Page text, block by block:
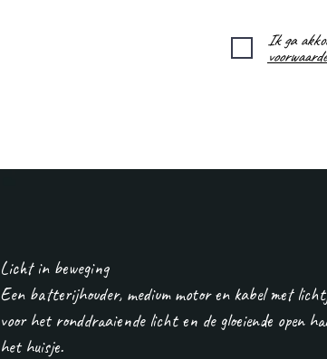
Ik ga
Licht in beweging
Een batterijhouder, medium motor en kabel met
voor het ronddraaiende licht en de gloeiende open
het huisje.